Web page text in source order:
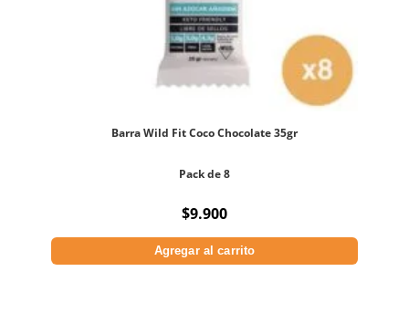
Barra Wild Fit Coco Chocolate 35gr
Pack de 8
$9.900
Agregar al carrito